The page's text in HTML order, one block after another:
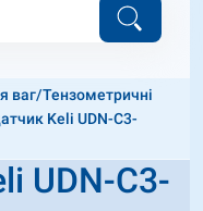
ваг/Тензометричні
Keli UDN-C3-
UDN-C3-